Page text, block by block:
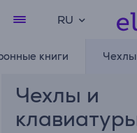
RU
книги
Чехлы и